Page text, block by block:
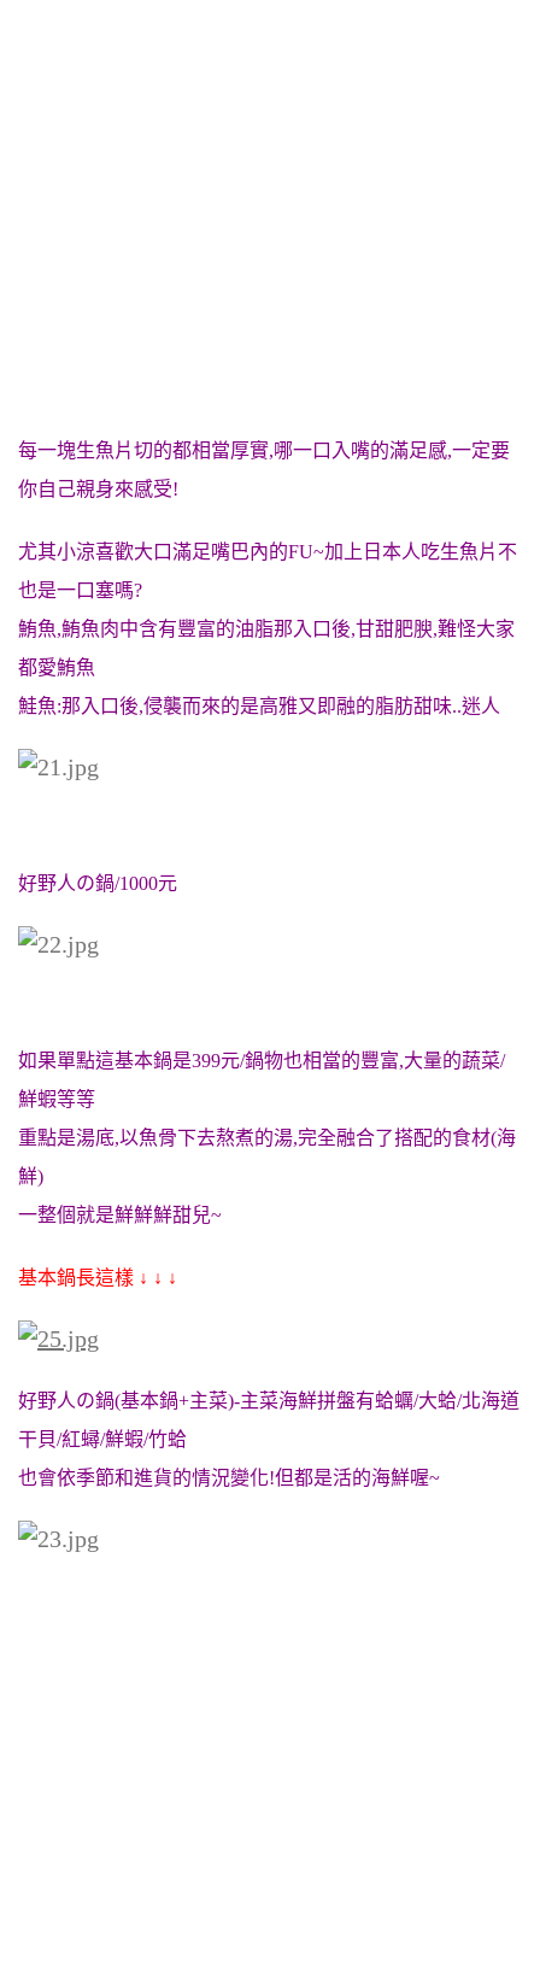
每一塊生魚片切的都相當厚實,哪一口入嘴的滿足感,一定要
你自己親身來感受!
尤其小涼喜歡大口滿足嘴巴內的FU~加上日本人吃生魚片不
也是一口塞嗎?
鮪魚,鮪魚肉中含有豐富的油脂那入口後,甘甜肥腴,難怪大家
都愛鮪魚
鮭魚:那入口後,侵襲而來的是高雅又即融的脂肪甜味..迷人
好野人の鍋/1000元
如果單點這基本鍋是399元/鍋物也相當的豐富,大量的蔬菜/
鮮蝦等等
重點是湯底,以魚骨下去熬煮的湯,完全融合了搭配的食材(海
鮮)
一整個就是鮮鮮鮮甜兒~
基本鍋長這樣 ↓ ↓ ↓
好野人の鍋(基本鍋+主菜)-主菜海鮮拼盤有蛤蠣/大蛤/北海道
干貝/紅蟳/鮮蝦/竹蛤
也會依季節和進貨的情況變化!但都是活的海鮮喔~